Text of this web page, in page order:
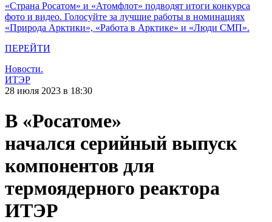
«Страна Росатом» и «Атомфлот» подводят итоги конкурса
фото и видео. Голосуйте за лучшие работы в номинациях
«Природа Арктики», «Работа в Арктике» и «Люди СМП».
ПЕРЕЙТИ
Новости.
ИТЭР
28 июля 2023 в 18:30
В «Росатоме»
начался серийный выпуск
компонентов для
термоядерного реактора
ИТЭР